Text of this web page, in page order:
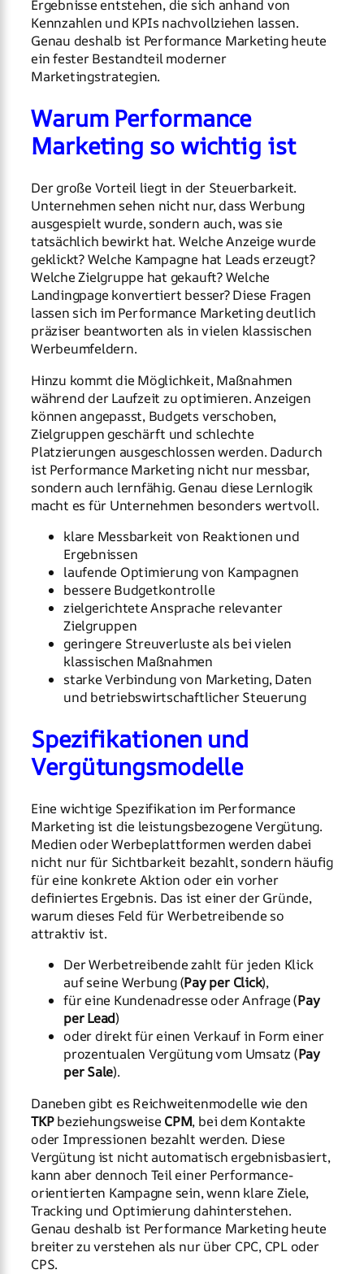
Ergebnisse entstehen, die sich anhand von
Kennzahlen und KPIs nachvollziehen lassen.
Genau deshalb ist Performance Marketing heute
ein fester Bestandteil moderner
Marketingstrategien.
Warum Performance
Marketing so wichtig ist
Der große Vorteil liegt in der Steuerbarkeit.
Unternehmen sehen nicht nur, dass Werbung
ausgespielt wurde, sondern auch, was sie
tatsächlich bewirkt hat. Welche Anzeige wurde
geklickt? Welche Kampagne hat Leads erzeugt?
Welche Zielgruppe hat gekauft? Welche
Landingpage konvertiert besser? Diese Fragen
lassen sich im Performance Marketing deutlich
präziser beantworten als in vielen klassischen
Werbeumfeldern.
Hinzu kommt die Möglichkeit, Maßnahmen
während der Laufzeit zu optimieren. Anzeigen
können angepasst, Budgets verschoben,
Zielgruppen geschärft und schlechte
Platzierungen ausgeschlossen werden. Dadurch
ist Performance Marketing nicht nur messbar,
sondern auch lernfähig. Genau diese Lernlogik
macht es für Unternehmen besonders wertvoll.
klare Messbarkeit von Reaktionen und
Ergebnissen
laufende Optimierung von Kampagnen
bessere Budgetkontrolle
zielgerichtete Ansprache relevanter
Zielgruppen
geringere Streuverluste als bei vielen
klassischen Maßnahmen
starke Verbindung von Marketing, Daten
und betriebswirtschaftlicher Steuerung
Spezifikationen und
Vergütungsmodelle
Eine wichtige Spezifikation im Performance
Marketing ist die leistungsbezogene Vergütung.
Medien oder Werbeplattformen werden dabei
nicht nur für Sichtbarkeit bezahlt, sondern häufig
für eine konkrete Aktion oder ein vorher
definiertes Ergebnis. Das ist einer der Gründe,
warum dieses Feld für Werbetreibende so
attraktiv ist.
Der Werbetreibende zahlt für jeden Klick
auf seine Werbung (Pay per Click),
für eine Kundenadresse oder Anfrage (Pay
per Lead)
oder direkt für einen Verkauf in Form einer
prozentualen Vergütung vom Umsatz (Pay
per Sale).
Daneben gibt es Reichweitenmodelle wie den
TKPbeziehungsweise CPM, bei dem Kontakte
oder Impressionen bezahlt werden. Diese
Vergütung ist nicht automatisch ergebnisbasiert,
kann aber dennoch Teil einer Performance-
orientierten Kampagne sein, wenn klare Ziele,
Tracking und Optimierung dahinterstehen.
Genau deshalb ist Performance Marketing heute
breiter zu verstehen als nur über CPC, CPL oder
CPS.